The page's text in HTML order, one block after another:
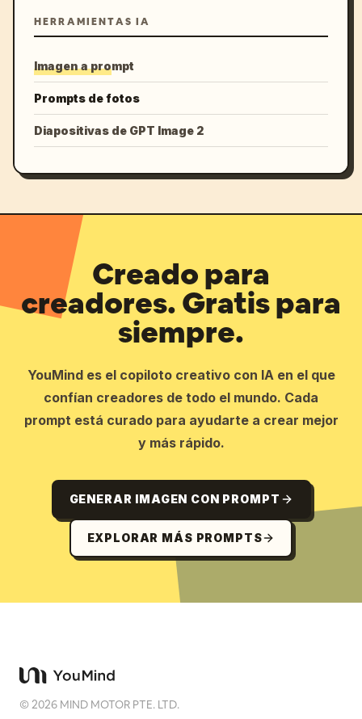
HERRAMIENTAS IA
Imagen a prompt
Prompts de fotos
Diapositivas de GPT Image 2
Creado para
creadores. Gratis para
siempre.
YouMind es el copiloto creativo con IA en el que
confían creadores de todo el mundo. Cada
prompt está curado para ayudarte a crear mejor
y más rápido.
GENERAR IMAGEN CON PROMPT
EXPLORAR MÁS PROMPTS
©2026 MIND MOTOR PTE. LTD.